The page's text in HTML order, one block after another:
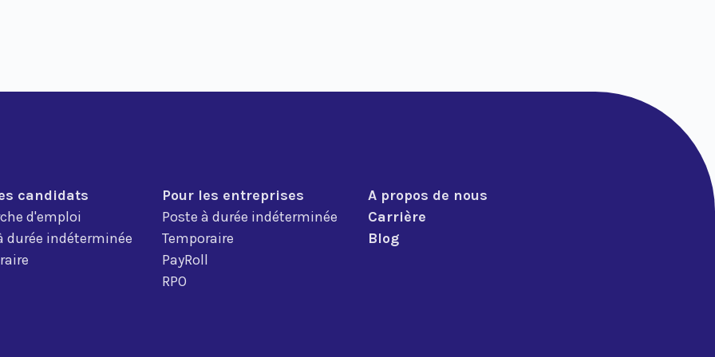
candidats
d'emploi
durée indéterminée
Pour les entreprises
Poste à durée indéterminée
Temporaire
PayRoll
RPO
A propos de nous
Carrière
Blog